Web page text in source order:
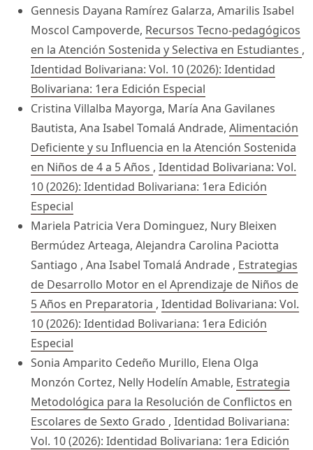
Gennesis Dayana Ramírez Galarza, Amarilis Isabel
Moscol Campoverde, Recursos Tecno-pedagógicos
en la Atención Sostenida y Selectiva en Estudiantes ,
Identidad Bolivariana: Vol. 10 (2026): Identidad
Bolivariana: 1era Edición Especial
Cristina Villalba Mayorga, María Ana Gavilanes
Bautista, Ana Isabel Tomalá Andrade, Alimentación
Deficiente y su Influencia en la Atención Sostenida
en Niños de 4 a 5 Años , Identidad Bolivariana: Vol.
10 (2026): Identidad Bolivariana: 1era Edición
Especial
Mariela Patricia Vera Dominguez, Nury Bleixen
Bermúdez Arteaga, Alejandra Carolina Paciotta
Santiago , Ana Isabel Tomalá Andrade , Estrategias
de Desarrollo Motor en el Aprendizaje de Niños de
5 Años en Preparatoria , Identidad Bolivariana: Vol.
10 (2026): Identidad Bolivariana: 1era Edición
Especial
Sonia Amparito Cedeño Murillo, Elena Olga
Monzón Cortez, Nelly Hodelín Amable, Estrategia
Metodológica para la Resolución de Conflictos en
Escolares de Sexto Grado , Identidad Bolivariana:
Vol. 10 (2026): Identidad Bolivariana: 1era Edición